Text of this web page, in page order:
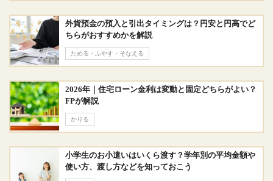
外貨預金の預入と引出タイミングは？円安と円高でど
ちらがおすすめかを解説
ためる・ふやす・そなえる
2026年｜住宅ローン金利は変動と固定どちらがよい？
FPが解説
かりる
小学生のお小遣いはいくら渡す？学年別の平均金額や
使い方、渡し方などを知っておこう